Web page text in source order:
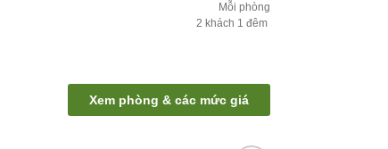
Mỗi phòng
2 khách 1 đêm
Xem phòng & các mức giá